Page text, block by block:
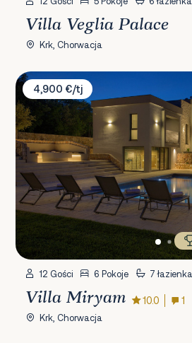
Villa Veglia Palace
Krk, Chorwacja
Villa Miryam
4,900 €/tj
12 Gości 6 Pokoje 7 łazienka
Villa Miryam 10.0 1
Krk, Chorwacja